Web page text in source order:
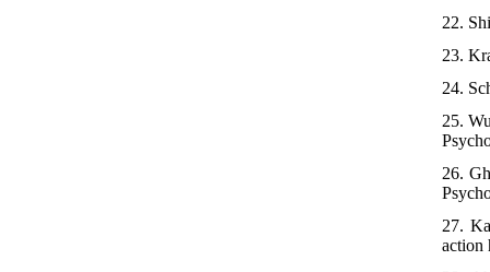
22.
23.
24.
25.
26.
27.
action